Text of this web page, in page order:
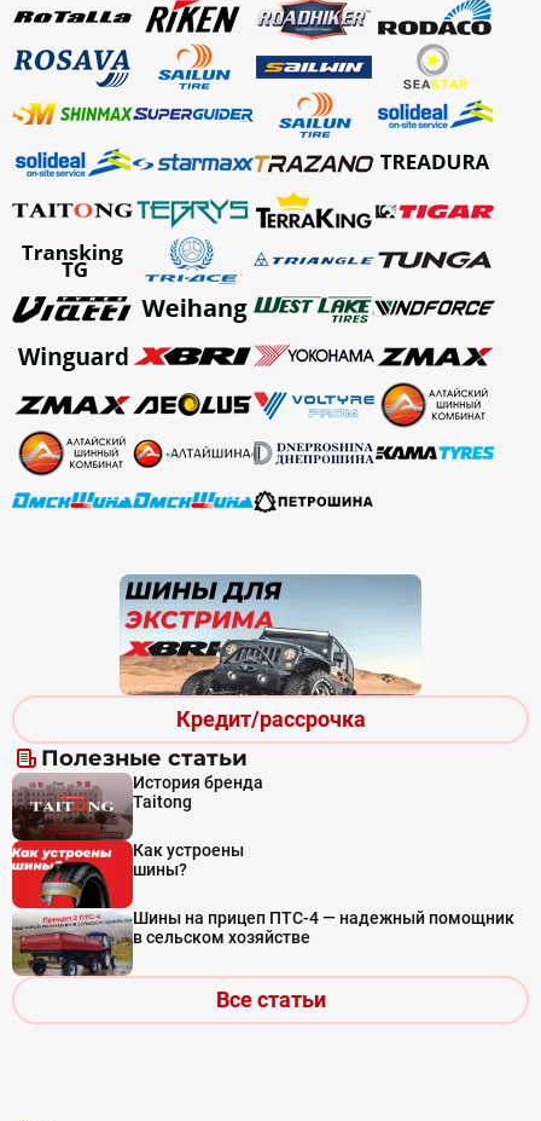
Кредит/рассрочка
Полезные статьи
История бренда
Taitong
Как устроены
шины?
Шины на прицеп ПТС-4 — надежный помощник
в сельском хозяйстве
Все статьи